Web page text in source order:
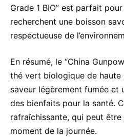
Grade 1 BIO” est parfait
recherchent une boisson
respectueuse de
En résumé, le “China
thé vert biologique de
saveur légèrement fumée et
des bienfaits pour la santé.
rafraîchissante, qui peut
moment de la journée.